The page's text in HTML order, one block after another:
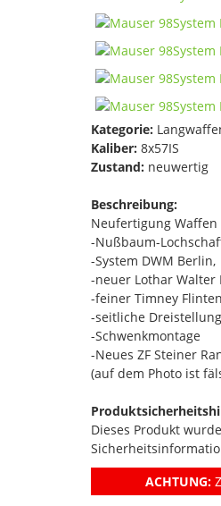
Kategorie:
Kaliber: 8x57IS
Zustand: neuwertig
Beschreibung:
Neufertigung Waffen
-Nußbaum-
-System DWM Berlin,
-neuer Lothar Walter
-feiner Timney
-seitliche
-Schwenkmontage
-Neues ZF Steiner
(auf dem Photo ist
Dieses Produkt
ACHTUNG: